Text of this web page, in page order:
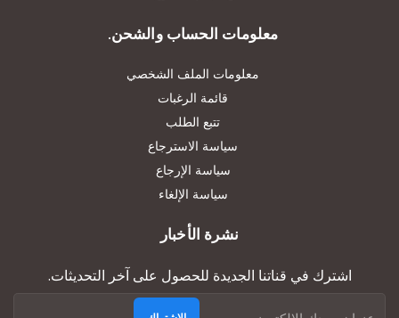
معلومات الحساب والشحن.
معلومات الملف الشخصي
قائمة الرغبات
تتبع الطلب
سياسة الاسترجاع
سياسة الإرجاع
سياسة الإلغاء
نشرة الأخبار
اشترك في قناتنا الجديدة للحصول على آخر التحديثات.